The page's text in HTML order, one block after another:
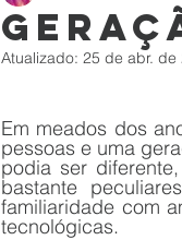
Atualizado: 25 de abr. de
Em meados dos
pessoas e uma
podia ser
bastante
familiaridade com
tecnológicas.